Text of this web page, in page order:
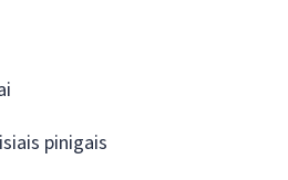
pinigais